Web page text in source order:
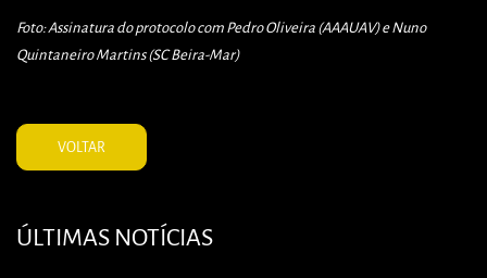
Foto: Assinatura do protocolo com Pedro Oliveira (AAAUAV) e Nuno
Quintaneiro Martins (SC Beira-Mar)
VOLTAR
ÚLTIMAS NOTÍCIAS